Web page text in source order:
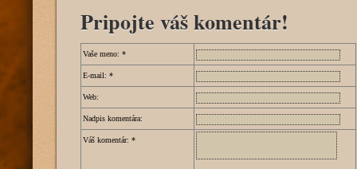
Pripojte váš komentár!
Vaše meno: *
E-mail: *
Web:
Nadpis komentára:
Váš komentár: *